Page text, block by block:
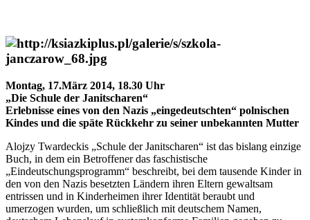
Montag, 17.März 2014, 18.30 Uhr
„Die Schule der Janitscharen“
Erlebnisse eines von den Nazis „eingedeutschten“ polnischen
Kindes und die späte Rückkehr zu seiner unbekannten Mutter
Alojzy Twardeckis „Schule der Janitscharen“ ist das bislang einzige
Buch, in dem ein Betroffener das faschistische
„Eindeutschungsprogramm“ beschreibt, bei dem tausende Kinder in
den von den Nazis besetzten Ländern ihren Eltern gewaltsam
entrissen und in Kinderheimen ihrer Identität beraubt und
umerzogen wurden, um schließlich mit deutschem Namen,